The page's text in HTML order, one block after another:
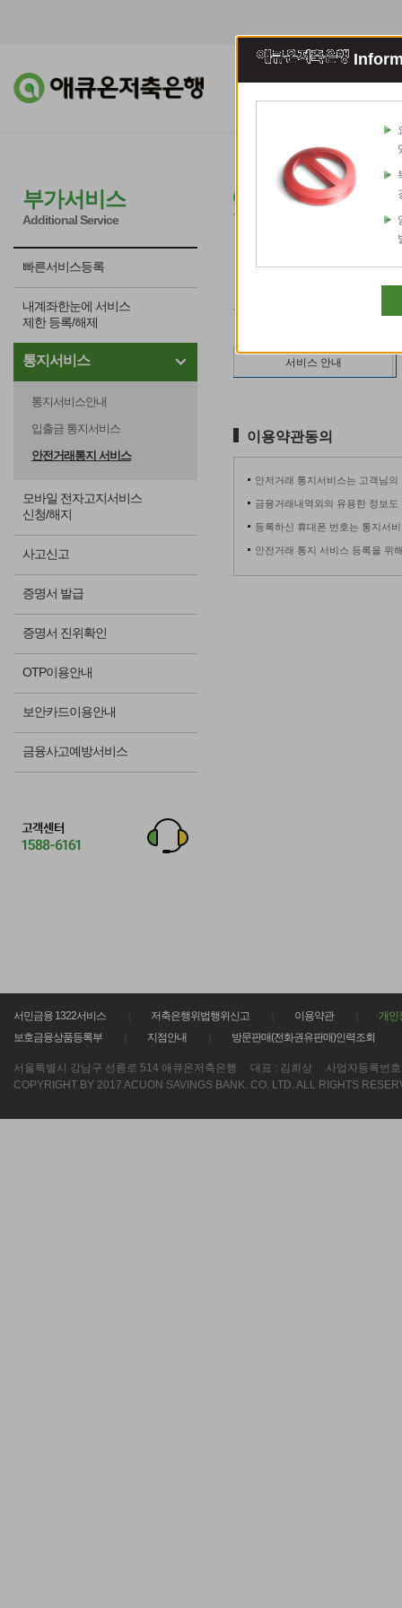
조회이체 예적
부가서비스
Additional Service
빠른서비스등록
내계좌한눈에 서비스
제한 등록/해제
통지서비스
통지서비스안내
입출금 통지서비스
안전거래통지 서비스
모바일 전자고지서비스
신청/해지
사고신고
증명서 발급
증명서 진위확인
OTP이용안내
보안카드이용안내
금융사고예방서비스
안전거래통지서
서비스 안내
이용약관동의
안저거래 통지서비스는 고객님
금융거래내역외의 유용한 정보
등록하신 휴대폰 번호는 통지서
안전거래 통지 서비스 등록을 위
서민금융 1322서비스 저축은행위법행위신고 이용약관
개인
보호금융상품등록부
지점안내 방문판매(전화권유판매)인력조회
서울특별시 강남구 선릉로 514 애큐온저축은행 대표 : 김희상 사업자등록번
COPYRIGHT BY 2017 ACUON SAVINGS BANK. CO. LTD. ALL RIGHTS